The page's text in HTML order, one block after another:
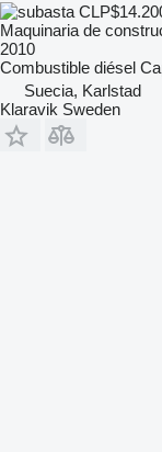
Maquinaria de
2010
Combustible diésel
Suecia, Karlstad
Klaravik Sweden